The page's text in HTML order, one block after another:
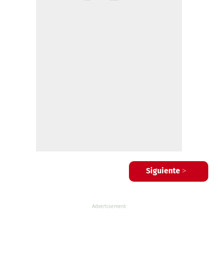
Siguiente >